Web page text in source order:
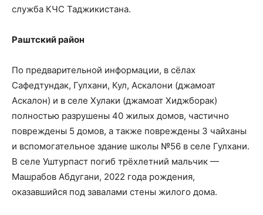
служба КЧС Таджикистана.
Раштский район
По предварительной информации, в сёлах
Сафедтундак, Гулхани, Кул, Аскалони (джамоат
Аскалон) и в селе Хулаки (джамоат Хиджборак)
полностью разрушены 40 жилых домов, частично
повреждены 5 домов, а также повреждены 3 чайханы
и вспомогательное здание школы №56 в селе Гулхани.
В селе Уштурпаст погиб трёхлетний мальчик —
Машрабов Абдугани, 2022 года рождения,
оказавшийся под завалами стены жилого дома.